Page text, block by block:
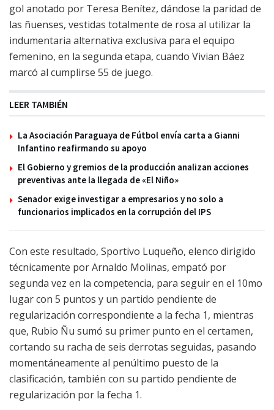
gol anotado por Teresa Benítez, dándose la paridad de
las ñuenses, vestidas totalmente de rosa al utilizar la
indumentaria alternativa exclusiva para el equipo
femenino, en la segunda etapa, cuando Vivian Báez
marcó al cumplirse 55 de juego.
LEER TAMBIÉN
La Asociación Paraguaya de Fútbol envía carta a Gianni
Infantino reafirmando su apoyo
El Gobierno y gremios de la producción analizan acciones
preventivas ante la llegada de «El Niño»
Senador exige investigar a empresarios y no solo a
funcionarios implicados en la corrupción del IPS
Con este resultado, Sportivo Luqueño, elenco dirigido
técnicamente por Arnaldo Molinas, empató por
segunda vez en la competencia, para seguir en el 10mo
lugar con 5 puntos y un partido pendiente de
regularización correspondiente a la fecha 1, mientras
que, Rubio Ñu sumó su primer punto en el certamen,
cortando su racha de seis derrotas seguidas, pasando
momentáneamente al penúltimo puesto de la
clasificación, también con su partido pendiente de
regularización por la fecha 1.